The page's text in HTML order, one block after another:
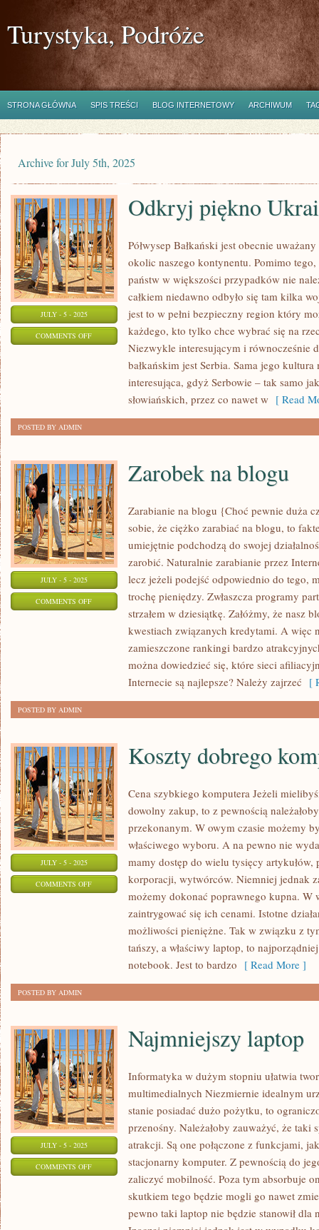
Turystyka, Podróże
STRONA GŁÓWNA SPIS TREŚCI BLOG INTERNETOWY ARCHIWUM
Archive for July 5th, 2025
JULY - 5 - 2025
COMMENTS OFFON
Odkryj piękno
Półwysep Bałkański jest obecnie
okolic naszego kontynentu. Pomimo
państw w większości przypadków nie
całkiem niedawno odbyło się tam kilka
jest to w pełni bezpieczny region który
każdego, kto tylko chce wybrać się na
Niezwykle interesującym i równocześnie
bałkańskim jest Serbia. Sama jego
interesująca, gdyż Serbowie – tak samo
słowiańskich, przez co nawet w [ Read
POSTED BY ADMIN
JULY - 5 - 2025
COMMENTS OFFON
Zarobek na blogu
Zarabianie na blogu {Choć pewnie duża
sobie, że ciężko zarabiać na blogu, to
umiejętnie podchodzą do swojej
zarobić. Naturalnie zarabianie przez
lecz jeżeli podejść odpowiednio do tego,
trochę pieniędzy. Zwłaszcza programy
strzałem w dziesiątkę. Załóżmy, że nasz
kwestiach związanych kredytami. A więc
zamieszczone rankingi bardzo
można dowiedzieć się, które sieci
Internecie są najlepsze? Należy zajrzeć [
POSTED BY ADMIN
JULY - 5 - 2025
COMMENTS OFFON
KOMPUTERA
Koszty dobrego
Cena szybkiego komputera Jeżeli
dowolny zakup, to z pewnością
przekonanym. W owym czasie możemy
właściwego wyboru. A na pewno nie
mamy dostęp do wielu tysięcy artykułów,
korporacji, wytwórców. Niemniej jednak
możemy dokonać poprawnego kupna. W
zaintrygować się ich cenami. Istotne
możliwości pieniężne. Tak w związku z
tańszy, a właściwy laptop, to
notebook. Jest to bardzo [ Read More ]
POSTED BY ADMIN
JULY - 5 - 2025
COMMENTS OFFON
NAJMNIEJSZY
Najmniejszy laptop
Informatyka w dużym stopniu ułatwia
multimedialnych Niezmiernie idealnym
stanie posiadać dużo pożytku, to
przenośny. Należałoby zauważyć, że taki
atrakcji. Są one połączone z funkcjami,
stacjonarny komputer. Z pewnością do
zaliczyć mobilność. Poza tym absorbuje
skutkiem tego będzie mogli go nawet
pewno taki laptop nie będzie stanowił